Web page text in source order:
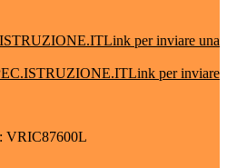
Link per inviare una
Link per inviare
VRIC87600L